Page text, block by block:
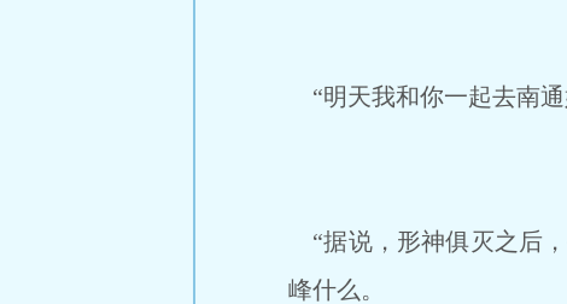
“明天我和你一起去南通
“据说，形神俱灭之后
峰什么。